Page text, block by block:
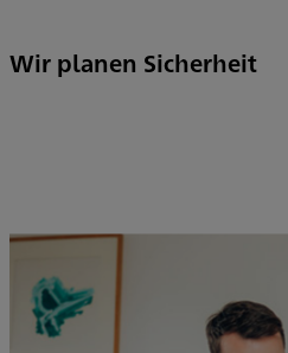
Wir planen Sicherheit